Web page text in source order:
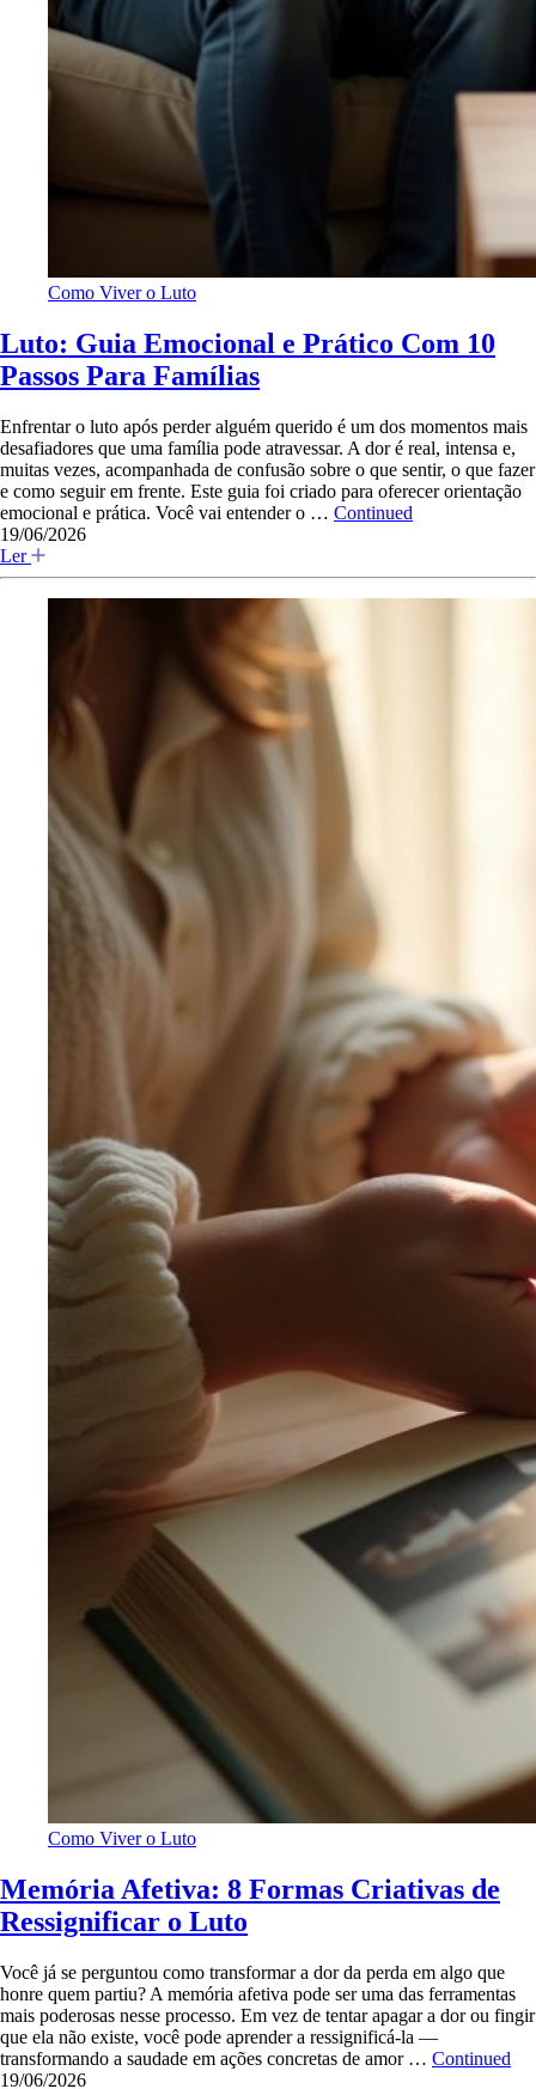
Como Viver o Luto
Luto: Guia Emocional e Prático Com 10
Passos Para Famílias
Enfrentar o luto após perder alguém querido é um dos momentos mais
desafiadores que uma família pode atravessar. A dor é real, intensa e,
muitas vezes, acompanhada de confusão sobre o que sentir, o que fazer
e como seguir em frente. Este guia foi criado para oferecer orientação
emocional e prática. Você vai entender o … Continued
19/06/2026
Ler
Como Viver o Luto
Memória Afetiva: 8 Formas Criativas de
Ressignificar o Luto
Você já se perguntou como transformar a dor da perda em algo que
honre quem partiu? A memória afetiva pode ser uma das ferramentas
mais poderosas nesse processo. Em vez de tentar apagar a dor ou fingir
que ela não existe, você pode aprender a ressignificá-la —
transformando a saudade em ações concretas de amor … Continued
19/06/2026